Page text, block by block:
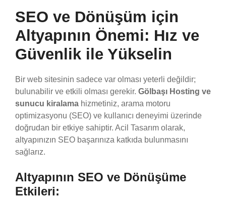
SEO ve Dönüşüm için
Altyapının Önemi: Hız ve
Güvenlik ile Yükselin
Bir web sitesinin sadece var olması yeterli değildir;
bulunabilir ve etkili olması gerekir. Gölbaşı Hosting ve
sunucu kiralama hizmetiniz, arama motoru
optimizasyonu (SEO) ve kullanıcı deneyimi üzerinde
doğrudan bir etkiye sahiptir. Acil Tasarım olarak,
altyapınızın SEO başarınıza katkıda bulunmasını
sağlarız.
Altyapının SEO ve Dönüşüme
Etkileri: